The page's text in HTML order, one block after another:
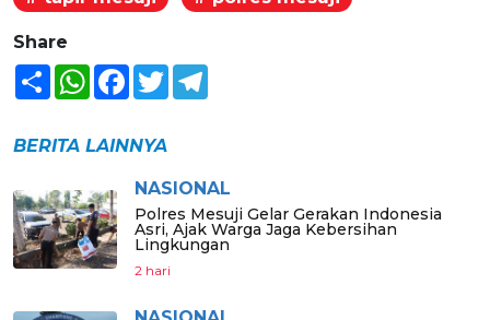
Share
Share WhatsAppFacebook
Twitter
BERITA LAINNYA
NASIONAL
Polres Mesuji Gelar Gerakan Indonesia
Asri, Ajak Warga Jaga Kebersihan
Lingkungan
2 hari